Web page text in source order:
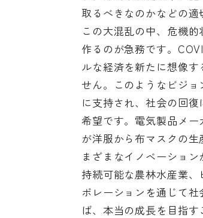
取るべきなのかなどの適
この大混乱の中、危機
作るのが急務です。
ルな経済を新たに想像
せん。このようなビジ
に支持され、社会の回
希望です。電気製品メ
が洋服から布マスクの
まざまなイノベーショ
持続可能な農林水産業
ボレーションを通じて
ば、本当の成長を目指す